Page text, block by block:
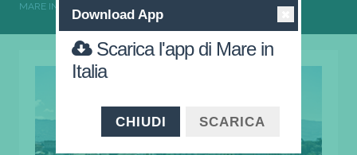
MARE IN ITALIA
Download App
Scarica l'app di Mare in
Italia
CHIUDI SCARICA